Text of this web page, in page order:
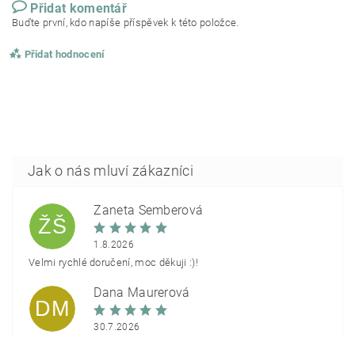
Přidat komentář
Buďte první, kdo napíše příspěvek k této položce.
Přidat hodnocení
ŽŠ
Žaneta Šemberová
1.8.2026
Velmi rychlé doručení, moc děkuji :)!
DM
Dana Maurerová
30.7.2026